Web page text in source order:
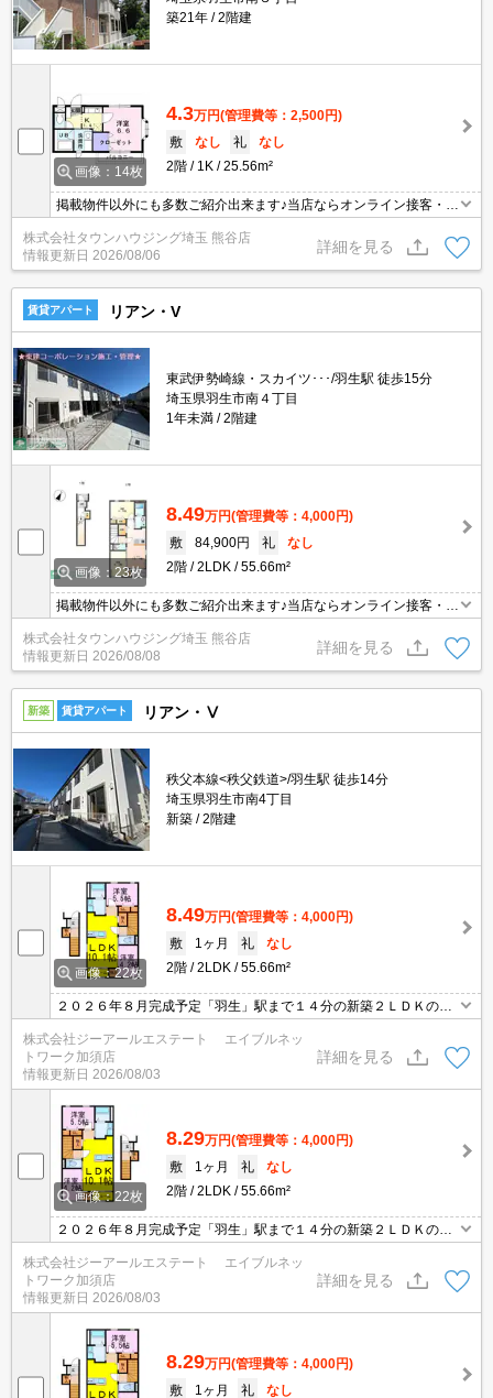
築21年
2階建
画像：14枚
4.3万円(管理費等：2,500円)
敷
なし 礼
なし
2階
1K 25.56m²
掲載物件以外にも多数ご紹介出来ます♪当店ならオンライン接客・内
ますとスムーズに御対応できます♪
株式会社タウンハウジング埼玉 熊谷店
情報更新日 2026/08/06
詳細を見る
賃貸アパート リアン・V
東武伊勢崎線・スカイツ･･･/羽生駅 徒歩15分
埼玉県羽生市南４丁目
1年未満
2階建
画像：23枚
8.49万円(管理費等：4,000円)
敷
84,900円 礼
なし
2階
2LDK 55.66m²
掲載物件以外にも多数ご紹介出来ます♪当店ならオンライン接客・内
ますとスムーズに御対応できます♪
株式会社タウンハウジング埼玉 熊谷店
情報更新日 2026/08/08
詳細を見る
新築 賃貸アパート リアン・Ⅴ
秩父本線<秩父鉄道>/羽生駅 徒歩14分
埼玉県羽生市南4丁目
新築
2階建
画像：22枚
8.49万円(管理費等：4,000円)
敷
1ヶ月 礼
なし
2階
2LDK 55.66m²
２０２６年８月完成予定「羽生」駅まで１４分の新築２ＬＤＫのお
立地です。インターネット無料・ＴＶドアホン・シャンプードレッ
サー・浴室乾燥機・追い焚き機能・エアコン２台などうれしい設備
がたくさんあります。
株式会社ジーアールエステート エイブルネッ
トワーク加須店
情報更新日 2026/08/03
詳細を見る
画像：22枚
8.29万円(管理費等：4,000円)
敷
1ヶ月 礼
なし
2階
2LDK 55.66m²
２０２６年８月完成予定「羽生」駅まで１４分の新築２ＬＤＫのお
立地です。インターネット無料・ＴＶドアホン・シャンプードレッ
サー・浴室乾燥機・追い焚き機能・エアコン２台などうれしい設備
がたくさんあります。
株式会社ジーアールエステート エイブルネッ
トワーク加須店
情報更新日 2026/08/03
詳細を見る
8.29万円(管理費等：4,000円)
敷
1ヶ月 礼
なし